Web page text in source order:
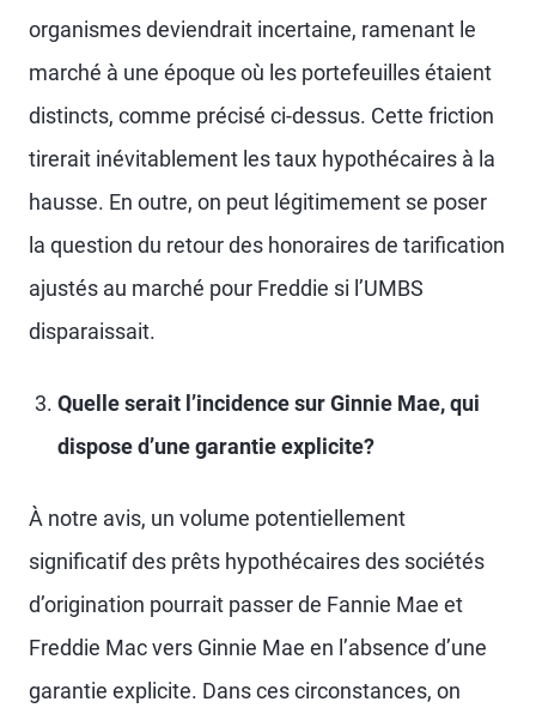
organismes deviendrait incertaine, ramenant le
marché à une époque où les portefeuilles étaient
distincts, comme précisé ci-dessus. Cette friction
tirerait inévitablement les taux hypothécaires à la
hausse. En outre, on peut légitimement se poser
la question du retour des honoraires de tarification
ajustés au marché pour Freddie si l’UMBS
disparaissait.
Quelle serait l’incidence sur Ginnie Mae, qui
dispose d’une garantie explicite?
À notre avis, un volume potentiellement
significatif des prêts hypothécaires des sociétés
d’origination pourrait passer de Fannie Mae et
Freddie Mac vers Ginnie Mae en l’absence d’une
garantie explicite. Dans ces circonstances, on